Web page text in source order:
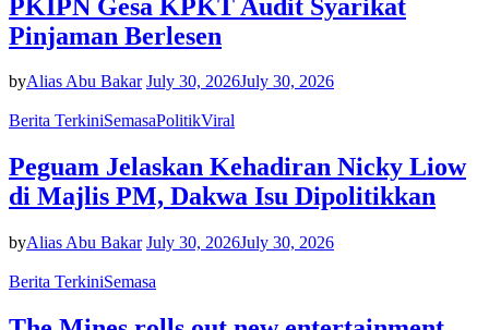
PKIPN Gesa KPKT Audit Syarikat
Pinjaman Berlesen
byAlias Abu Bakar July 30, 2026July 30, 2026
Berita TerkiniSemasaPolitikViral
Peguam Jelaskan Kehadiran Nicky Liow
di Majlis PM, Dakwa Isu Dipolitikkan
byAlias Abu Bakar July 30, 2026July 30, 2026
Berita TerkiniSemasa